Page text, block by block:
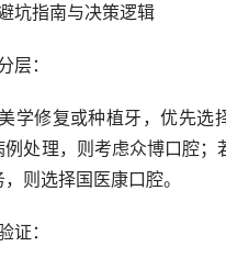
坑指南与决策逻辑
层：
例处理，则考虑众博口腔；
则选择国医康口腔。
证：